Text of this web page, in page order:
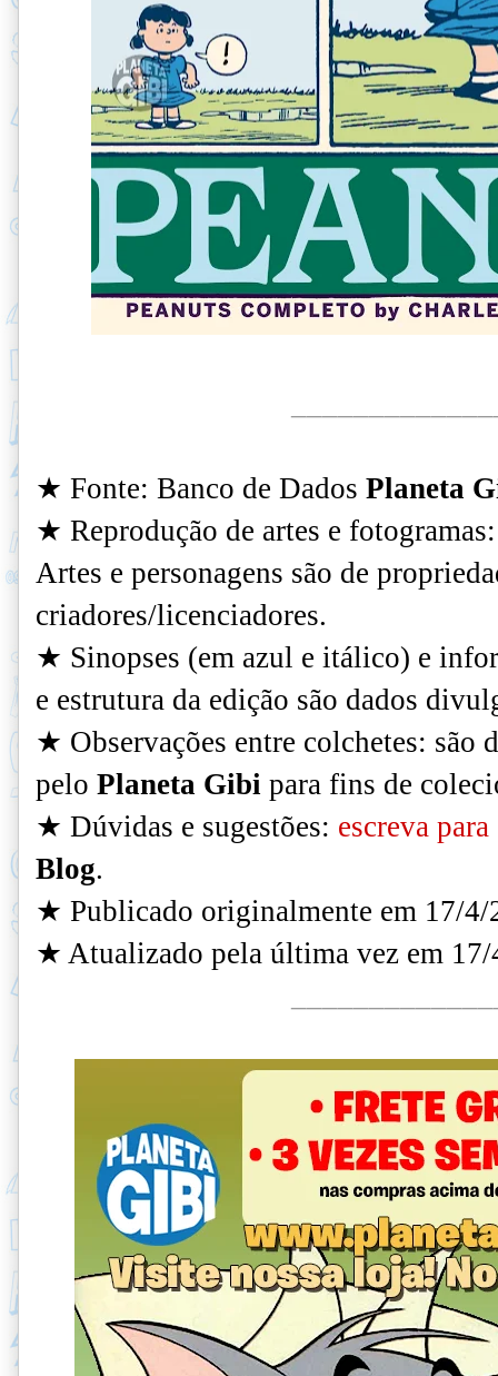
★ Fonte: Banco de Dados Planeta
★ Reprodução de artes e
Artes e personagens são de
criadores/licenciadores.
★ Sinopses (em azul e itálico) e
e estrutura da edição são dados
★ Observações entre colchetes: são
pelo Planeta Gibi para fins de
★ Dúvidas e sugestões: escreva
Blog.
★ Publicado originalmente em 17/4/
★ Atualizado pela última vez em